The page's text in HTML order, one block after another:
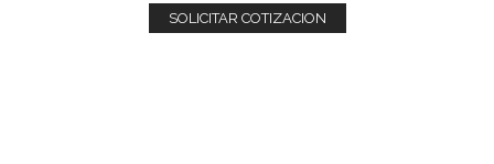
SOLICITAR COTIZACION